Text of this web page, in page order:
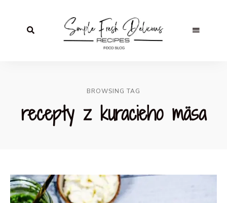
BROWSING TAG
recepty z kuracieho mäsa